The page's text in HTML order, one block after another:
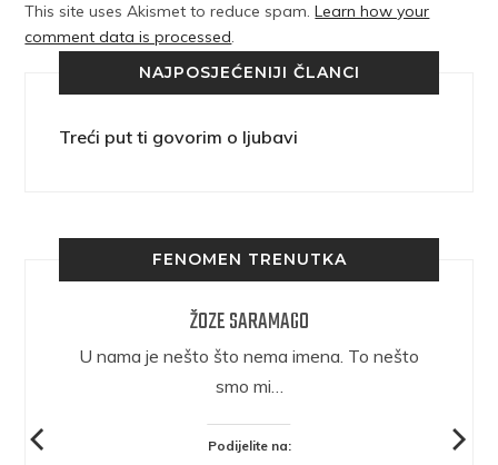
This site uses Akismet to reduce spam.Learn how your
comment data is processed.
NAJPOSJEĆENIJI ČLANCI
Treći put ti govorim o ljubavi
FENOMEN TRENUTKA
ŽOZE SARAMAGO
U nama je nešto što nema imena. To nešto
smo mi…
Podijelite na: